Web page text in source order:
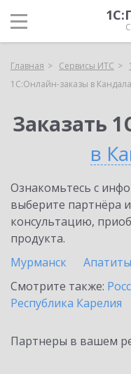
Главная Сервисы ИТС
1С:Онлайн-заказы в
Заказать
в
Ознакомьтесь с
выберите партнёра
консультацию,
продукта.
Мурманск
Апатиты
Смотрите также:
Республика Карелия
Партнеры в вашем